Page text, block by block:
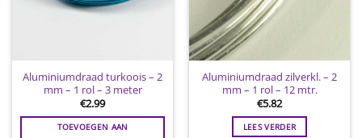
Aluminiumdraad turkoois – 2
mm – 1 rol – 3 meter
€2.99
TOEVOEGEN AAN
Aluminiumdraad zilverkl. – 2
mm – 1 rol – 12 mtr.
€5.82
LEES VERDER